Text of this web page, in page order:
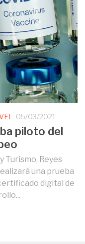
05/03/2021
piloto del
Turismo, Reyes
una prueba
digital de